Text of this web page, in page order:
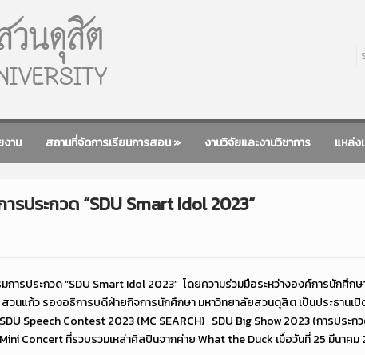
าน สถานที่จัดการเรียนการสอน» งานวิจัยและงานวิชาการ แหล่ง
ประกวด “SDU Smart Idol 2023”
รประกวด “SDU Smart Idol 2023” โดยความร่วมมือระหว่างองค์การนักศึก
วนแก้ว รองอธิการบดีฝ่ายกิจการนักศึกษา มหาวิทยาลัยสวนดุสิต เป็นประธานเปิ
Speech Contest 2023 (MC SEARCH) SDU Big Show 2023 (การประก
Concert ที่รวบรวมเหล่าศิลปินจากค่าย What the Duck เมื่อวันที่ 25 มีนาค